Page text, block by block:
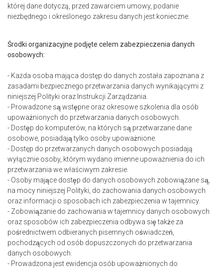
której dane dotyczą, przed zawarciem umowy, podanie
niezbędnego i określonego zakresu danych jest konieczne.
Środki organizacyjne podjęte celem zabezpieczenia danych
osobowych:
- Każda osoba mająca dostęp do danych została zapoznana z
zasadami bezpiecznego przetwarzania danych wynikającymi z
niniejszej Polityki oraz Instrukcji Zarządzania.
- Prowadzone są wstępne oraz okresowe szkolenia dla osób
upoważnionych do przetwarzania danych osobowych.
- Dostęp do komputerów, na których są przetwarzane dane
osobowe, posiadają tylko osoby upoważnione.
- Dostęp do przetwarzanych danych osobowych posiadają
wyłącznie osoby, którym wydano imienne upoważnienia do ich
przetwarzania we właściwym zakresie.
- Osoby mające dostęp do danych osobowych zobowiązane są,
na mocy niniejszej Polityki, do zachowania danych osobowych
oraz informacji o sposobach ich zabezpieczenia w tajemnicy.
- Zobowiązanie do zachowania w tajemnicy danych osobowych
oraz sposobów ich zabezpieczenia odbywa się także za
pośrednictwem odbieranych pisemnych oświadczeń,
pochodzących od osób dopuszczonych do przetwarzania
danych osobowych.
- Prowadzona jest ewidencja osób upoważnionych do